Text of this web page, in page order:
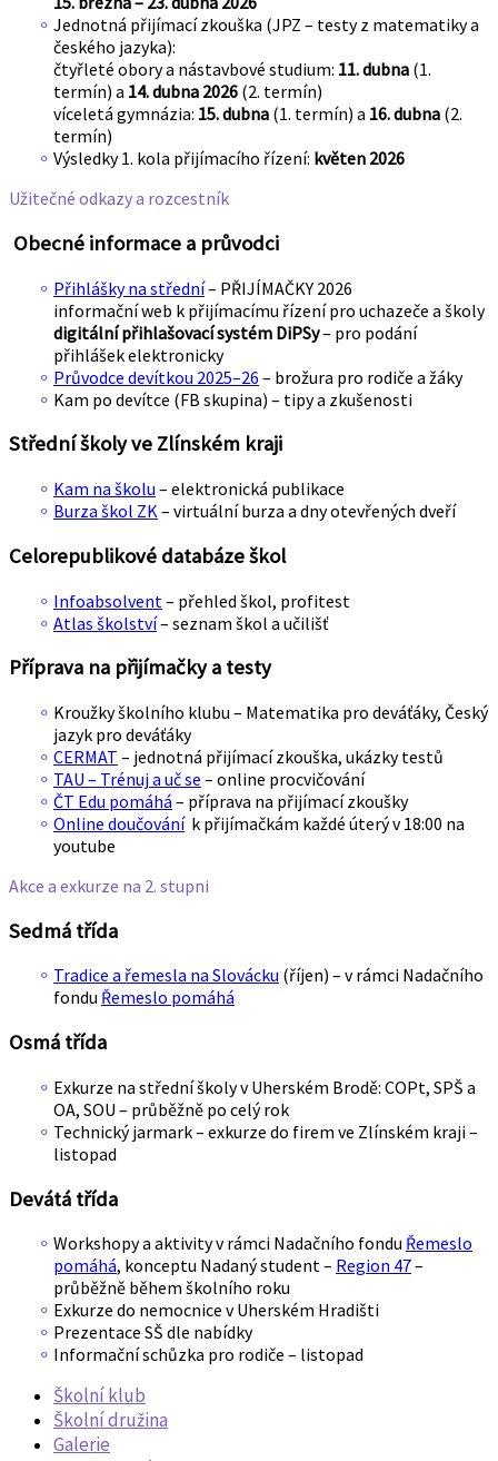
Jednotná přijímací zkouška (JPZ – testy z matematiky a
českého jazyka):
čtyřleté obory a nástavbové studium: 11. dubna (1.
termín) a 14. dubna 2026 (2. termín)
víceletá gymnázia: 15. dubna (1. termín) a 16. dubna (2.
termín)
Výsledky 1. kola přijímacího řízení: květen 2026
Užitečné odkazy a rozcestník
Obecné informace a průvodci
Přihlášky na střední– PŘIJÍMAČKY 2026
informační web k přijímacímu řízení pro uchazeče a školy
digitální přihlašovací systém DiPSy– pro podání
přihlášek elektronicky
Průvodce devítkou 2025–26 – brožura pro rodiče a žáky
Kam po devítce (FB skupina) – tipy a zkušenosti
Střední školy ve Zlínském kraji
Kam na školu – elektronická publikace
Burza škol ZK– virtuální burza a dny otevřených dveří
Celorepublikové databáze škol
Infoabsolvent – přehled škol, profitest
Atlas školství– seznam škol a učilišť
Příprava na přijímačky a testy
Kroužky školního klubu – Matematika pro deváťáky, Český
jazyk pro deváťáky
CERMAT – jednotná přijímací zkouška, ukázky testů
TAU – Trénuj a uč se – online procvičování
ČT Edu pomáhá – příprava na přijímací zkoušky
Online doučováník přijímačkám každé úterý v 18:00 na
youtube
Akce a exkurze na 2. stupni
Sedmá třída
Tradice a řemesla na Slovácku (říjen) – v rámci Nadačního
fondu Řemeslo pomáhá
Osmá třída
Exkurze na střední školy v Uherském Brodě: COPt, SPŠ a
OA, SOU – průběžně po celý rok
Technický jarmark – exkurze do firem ve Zlínském kraji –
listopad
Devátá třída
Workshopy a aktivity v rámci Nadačního fondu Řemeslo
pomáhá, konceptu Nadaný student – Region 47–
průběžně během školního roku
Exkurze do nemocnice v Uherském Hradišti
Prezentace SŠ dle nabídky
Informační schůzka pro rodiče – listopad
Školní klub
Školní družina
Galerie